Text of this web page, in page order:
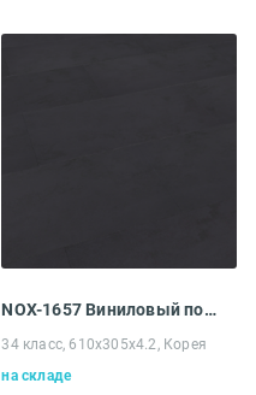
NOX-1657 Виниловый пол EcoClick NOX-1600 Stone Дюфур
34 класс, 610x305x4.2, Корея
на складе